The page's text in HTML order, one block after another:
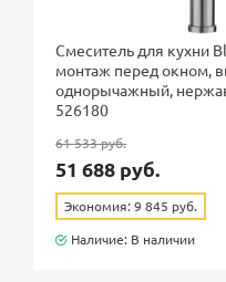
Смеситель для кухни
монтаж перед окном,
однорычажный,
526180
61 533 руб.
51 688 руб.
Экономия: 9 845 руб.
Наличие: В наличии